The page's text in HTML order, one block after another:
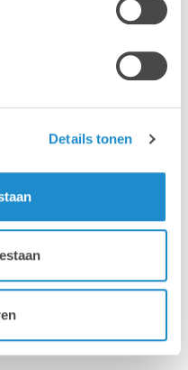
Details tonen
démarré notre activité sur
graphique, grâce à
tout ce que nous avons